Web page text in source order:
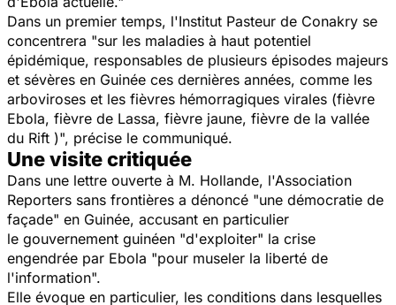
Dans un premier temps, l'Institut Pasteur de Conakry se
concentrera "sur les maladies à haut potentiel
épidémique, responsables de plusieurs épisodes majeurs
et sévères en Guinée ces dernières années, comme les
arboviroses et les fièvres hémorragiques virales (fièvre
Ebola, fièvre de Lassa, fièvre jaune, fièvre de la vallée
du Rift )", précise le communiqué.
Une visite critiquée
Dans une lettre ouverte à M. Hollande, l'Association
Reporters sans frontières a dénoncé "une démocratie de
façade" en Guinée, accusant en particulier
le gouvernement guinéen "d'exploiter" la crise
engendrée par Ebola "pour museler la liberté de
l'information".
Elle évoque en particulier, les conditions dans lesquelles